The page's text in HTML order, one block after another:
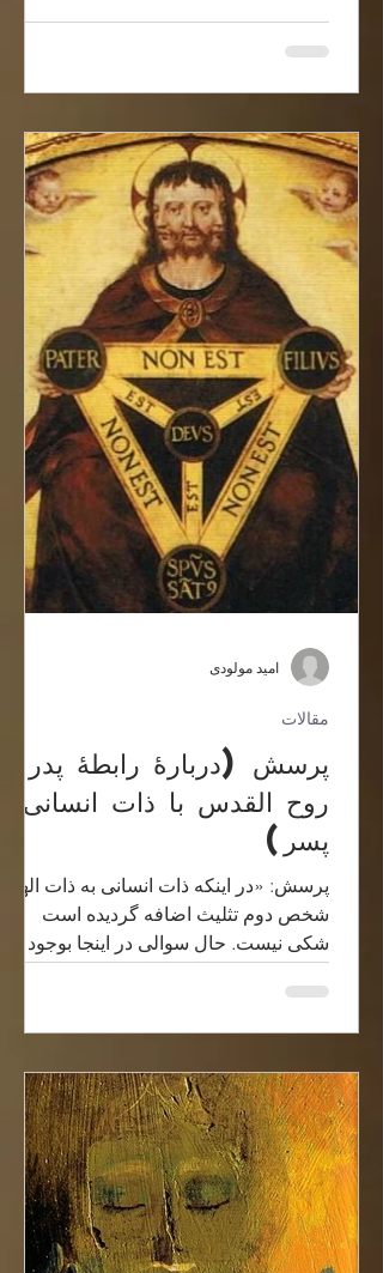
پرسش (دربارۀ رابطۀ پدر و
روح القدس با ذات انسانی
پسر)
پرسش: «در اینکه ذات انسانی به ذات الهی
شخص دوم تثلیث اضافه گردیده است
شکی نیست. حال سوالی در اینجا بوجود
مقالات
امید مولودی